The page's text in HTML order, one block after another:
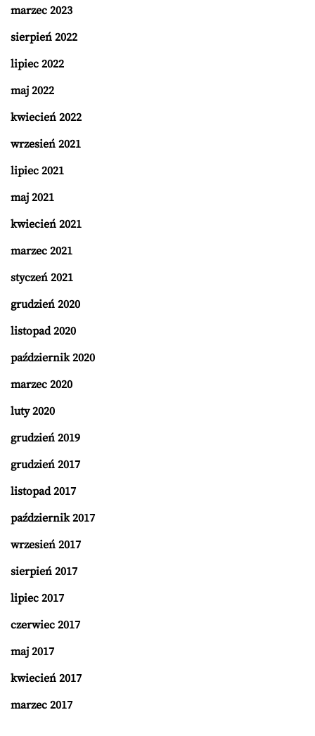
marzec 2023
sierpień 2022
lipiec 2022
maj 2022
kwiecień 2022
wrzesień 2021
lipiec 2021
maj 2021
kwiecień 2021
marzec 2021
styczeń 2021
grudzień 2020
listopad 2020
październik 2020
marzec 2020
luty 2020
grudzień 2019
grudzień 2017
listopad 2017
październik 2017
wrzesień 2017
sierpień 2017
lipiec 2017
czerwiec 2017
maj 2017
kwiecień 2017
marzec 2017